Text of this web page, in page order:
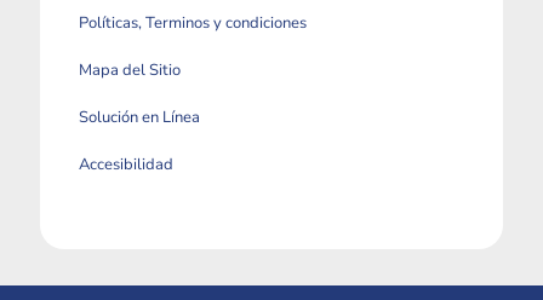
Políticas, Terminos y condiciones
Mapa del Sitio
Solución en Línea
Accesibilidad